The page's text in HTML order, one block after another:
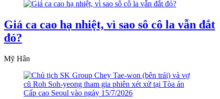
Giá ca cao hạ nhiệt, vì sao sô cô la vẫn đắt
đỏ?
Mỹ Hân